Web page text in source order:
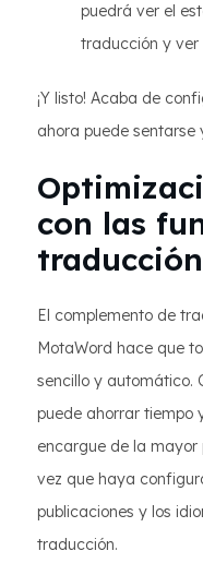
puedrá ver el
traducción y ver
¡Y listo! Acaba de
ahora puede sentarse
con las
El complemento de
MotaWord hace que
sencillo y automático.
puede ahorrar tiempo
encargue de la mayor
vez que haya
publicaciones y los
traducción.